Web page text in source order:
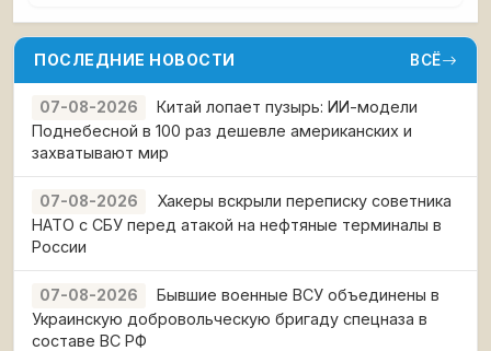
ПОСЛЕДНИЕ НОВОСТИ ВСЁ
07-08-2026
Китай лопает пузырь: ИИ-модели
Поднебесной в 100 раз дешевле американских и
захватывают мир
07-08-2026
Хакеры вскрыли переписку советника
НАТО с СБУ перед атакой на нефтяные терминалы в
России
07-08-2026
Бывшие военные ВСУ объединены в
Украинскую добровольческую бригаду спецназа в
составе ВС РФ